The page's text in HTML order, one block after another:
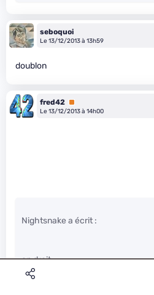
seboquoi
Le 13/12/2013 à 13h59
doublon
fred42 Premium
Le 13/12/2013 à 14h00
Nightsnake a écrit :
en droit :